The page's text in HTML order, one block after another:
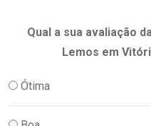
Qual a sua avaliação
Lemos em
Ótima